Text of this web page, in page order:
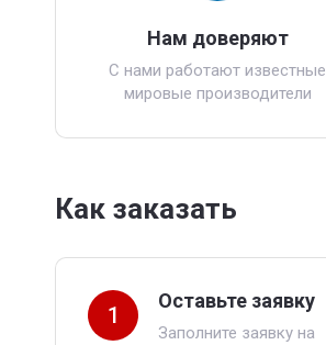
Нам доверяют
С нами работают известные
мировые производители
Как заказать
1
Оставьте заявку
Заполните заявку на